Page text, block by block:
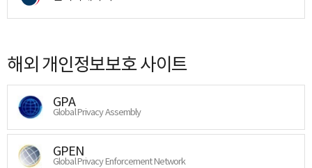
해외 개인정보보호 사이트
GPA
Global Privacy Assembly
GPEN
Global Privacy Enforcement Network